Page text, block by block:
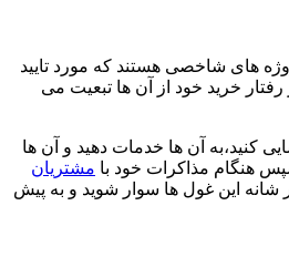
های شاخصی هستند که مورد تایید
خرید خود از آن ها تبعیت می
کنید،به آن ها خدمات دهید و آن ها
هنگام مذاکرات خود با مشتریان
شانه این غول ها سوار شوید و به پیش